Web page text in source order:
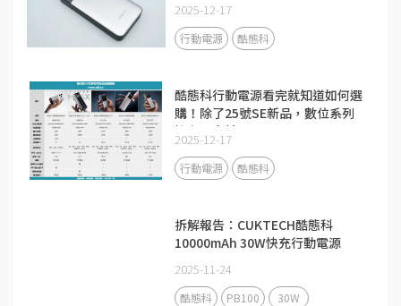
2025-12-17
行動電源 酷態科
酷態科行動電源看完就知道如何選
購！除了25號SE新品，數位系列
擁有更多精品
2025-12-17
行動電源 酷態科
拆解報告：CUKTECH酷態科
10000mAh 30W快充行動電源
2025-11-24
酷態科 PB100 30W